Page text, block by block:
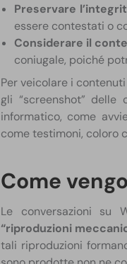
Preservare
essere contestati o
Considerare il
coniugale, poiché
Per veicolare i
gli “screenshot”
informatico, come
come testimoni, coloro
Come
​Le conversazioni su
“riproduzioni
tali riproduzioni